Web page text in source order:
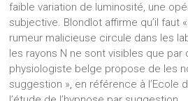
faible variation de luminosité, une
subjective. Blondlot affirme qu’il faut
rumeur malicieuse circule dans les
les rayons N ne sont visibles que par
physiologiste belge propose de les
suggestion », en référence à l’Ecole